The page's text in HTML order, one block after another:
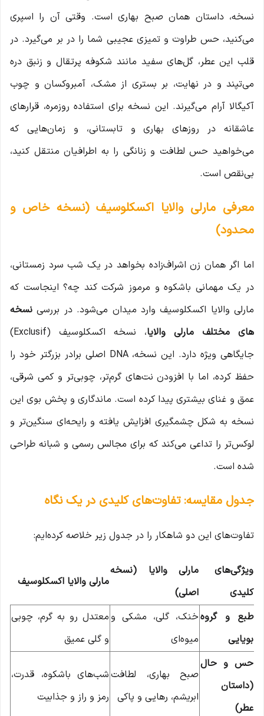
نسخه، داستان همان صبح بهاری است. وقتی آن را اسپری
می‌کنید، حس طراوت و تمیزی عجیبی شما را در بر می‌گیرد. در
قلب این عطر، گل‌های سفید مانند شکوفه پرتقال و زنبق دره
می‌تپند و در نهایت، بر بستری از مشک، آمبروکسان و چوب
آکیگالا آرام می‌گیرند. این نسخه برای استفاده روزمره، قرارهای
عاشقانه در روزهای بهاری و تابستانی، و زمان‌هایی که
می‌خواهید حس لطافت و زنانگی را به اطرافیان منتقل کنید،
بی‌نقص است.
معرفی مارلی والایا اکسکلوسیف (نسخه خاص و
محدود)
اما اگر همان زن اشراف‌زاده بخواهد در یک شب سرد زمستانی،
در یک مهمانی باشکوه و مرموز شرکت کند چه؟ اینجاست که
مارلی والایا اکسکلوسیف وارد میدان می‌شود. در بررسی نسخه
های مختلف مارلی والایا
، نسخه اکسکلوسیف (Exclusif)
جایگاهی ویژه دارد. این نسخه، DNA اصلی برادر بزرگتر خود را
حفظ کرده، اما با افزودن نت‌های گرم‌تر، چوبی‌تر و کمی شرقی،
عمق و غنای بیشتری پیدا کرده است. ماندگاری و پخش بوی این
نسخه به شکل چشمگیری افزایش یافته و رایحه‌ای سنگین‌تر و
لوکس‌تر را تداعی می‌کند که برای مجالس رسمی و شبانه طراحی
شده است.
جدول مقایسه: تفاوت‌های کلیدی در یک نگاه
تفاوت‌های این دو شاهکار را در جدول زیر خلاصه کرده‌ایم:
ویژگی‌های
کلیدی
مارلی والایا (نسخه
اصلی)
مارلی والایا اکسکلوسیف
طبع و گروه
بویایی
خنک، گلی، مشکی و
میوه‌ای
معتدل رو به گرم، چوبی
و گلی عمیق
حس و حال
(داستان
عطر)
صبح بهاری، لطافت
ابریشم، رهایی و پاکی
شب‌های باشکوه، قدرت،
رمز و راز و جذابیت